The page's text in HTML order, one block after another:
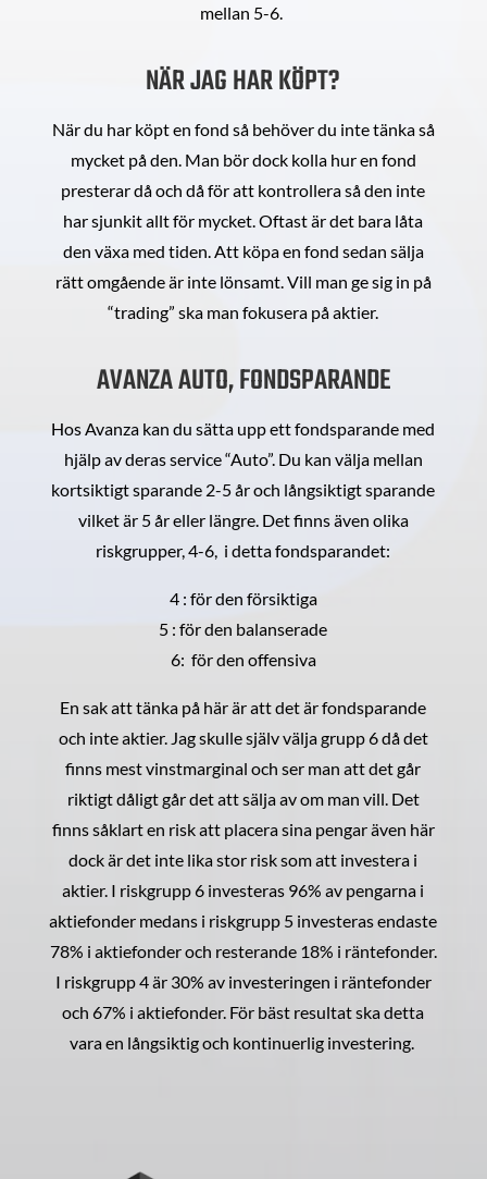
mellan 5-6.
NÄR JAG HAR KÖPT?
När du har köpt en fond så behöver du inte tänka så
mycket på den. Man bör dock kolla hur en fond
presterar då och då för att kontrollera så den inte
har sjunkit allt för mycket. Oftast är det bara låta
den växa med tiden. Att köpa en fond sedan sälja
rätt omgående är inte lönsamt. Vill man ge sig in på
“trading” ska man fokusera på aktier.
AVANZA AUTO, FONDSPARANDE
Hos Avanza kan du sätta upp ett fondsparande med
hjälp av deras service “Auto”. Du kan välja mellan
kortsiktigt sparande 2-5 år och långsiktigt sparande
vilket är 5 år eller längre. Det finns även olika
riskgrupper, 4-6, i detta fondsparandet:
4 : för den försiktiga
5 : för den balanserade
6: för den offensiva
En sak att tänka på här är att det är fondsparande
och inte aktier. Jag skulle själv välja grupp 6 då det
finns mest vinstmarginal och ser man att det går
riktigt dåligt går det att sälja av om man vill. Det
finns såklart en risk att placera sina pengar även här
dock är det inte lika stor risk som att investera i
aktier. I riskgrupp 6 investeras 96% av pengarna i
aktiefonder medans i riskgrupp 5 investeras endaste
78% i aktiefonder och resterande 18% i räntefonder.
I riskgrupp 4 är 30% av investeringen i räntefonder
och 67% i aktiefonder. För bäst resultat ska detta
vara en långsiktig och kontinuerlig investering.